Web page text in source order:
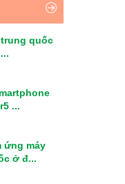
quốc
...
ứng máy
ở đ...